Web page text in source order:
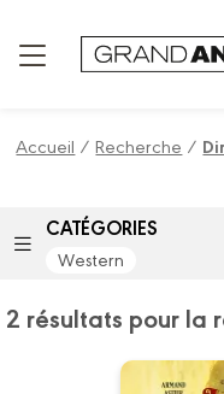
Accueil /Recherche /
CATÉGORIES
Western
2 résultats pour la